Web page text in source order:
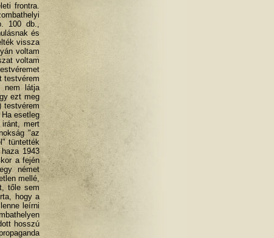
frontra.
100 db.,
és
vissza
voltam
voltam
testvérem
nem látja
ezt meg
testvérem
esetleg
mert
"az
tüntették
1943
a fején
német
mellé,
tőle sem
hogy a
leírni
hosszú